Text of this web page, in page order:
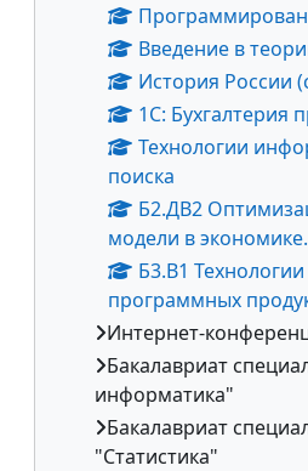
Введение в
История России
1С: Бухгалтерия
Технологии
поиска
Б2.ДВ2
модели в
Б3.В1
программных
Интернет-
Бакалавриат
информатика"
Бакалавриат
"Статистика"